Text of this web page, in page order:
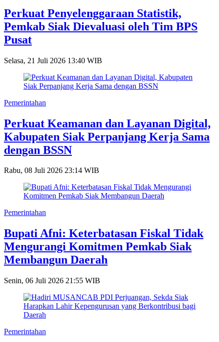
Perkuat Penyelenggaraan Statistik,
Pemkab Siak Dievaluasi oleh Tim BPS
Pusat
Selasa, 21 Juli 2026 13:40 WIB
Pemerintahan
Perkuat Keamanan dan Layanan Digital,
Kabupaten Siak Perpanjang Kerja Sama
dengan BSSN
Rabu, 08 Juli 2026 23:14 WIB
Pemerintahan
Bupati Afni: Keterbatasan Fiskal Tidak
Mengurangi Komitmen Pemkab Siak
Membangun Daerah
Senin, 06 Juli 2026 21:55 WIB
Pemerintahan